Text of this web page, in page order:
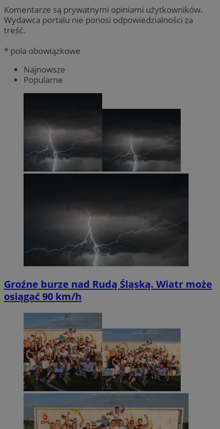
Komentarze są prywatnymi opiniami użytkowników.
Wydawca portalu nie ponosi odpowiedzialności za
treść.
* pola obowiązkowe
Najnowsze
Popularne
Groźne burze nad Rudą Śląską. Wiatr może
osiągać 90 km/h